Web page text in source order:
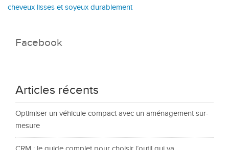
cheveux lisses et soyeux durablement
Facebook
Articles récents
Optimiser un véhicule compact avec un aménagement sur-
mesure